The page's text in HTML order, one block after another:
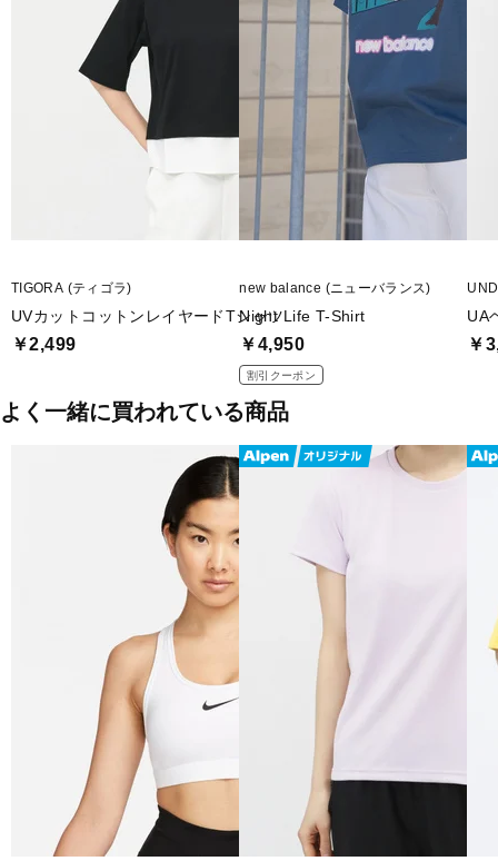
TIGORA (ティゴラ)
UVカットコットンレイヤードTシャツ
￥2,499
new balance (ニューバランス)
Night Life T-Shirt
￥4,950
割引クーポン
UA
￥
よく一緒に買われている商品